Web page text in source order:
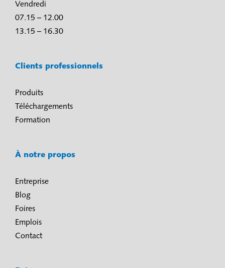
Vendredi
07.15 – 12.00
13.15 – 16.30
Clients professionnels
Produits
Téléchargements
Formation
À notre propos
Entreprise
Blog
Foires
Emplois
Contact